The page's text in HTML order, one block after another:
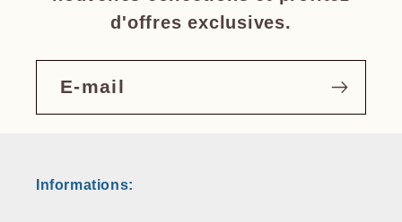
d'offres exclusives.
E-mail
Informations: